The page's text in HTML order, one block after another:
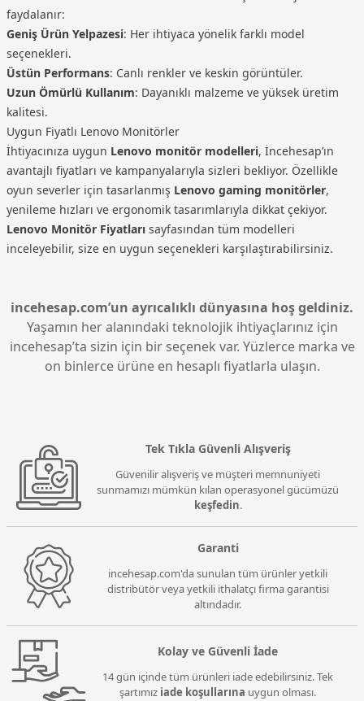
faydalanır:
Geniş Ürün Yelpazesi: Her ihtiyaca yönelik farklı model
seçenekleri.
Üstün Performans: Canlı renkler ve keskin görüntüler.
Uzun Ömürlü Kullanım: Dayanıklı malzeme ve yüksek üretim
kalitesi.
Uygun Fiyatlı Lenovo Monitörler
İhtiyacınıza uygun Lenovo monitör modelleri, İncehesap’ın
avantajlı fiyatları ve kampanyalarıyla sizleri bekliyor. Özellikle
oyun severler için tasarlanmış Lenovo gaming monitörler,
yenileme hızları ve ergonomik tasarımlarıyla dikkat çekiyor.
Lenovo Monitör Fiyatları sayfasından tüm modelleri
inceleyebilir, size en uygun seçenekleri karşılaştırabilirsiniz.
incehesap.com’un ayrıcalıklı dünyasına hoş geldiniz.
Yaşamın her alanındaki teknolojik ihtiyaçlarınız için
incehesap’ta sizin için bir seçenek var. Yüzlerce marka ve
on binlerce ürüne en hesaplı fiyatlarla ulaşın.
Tek Tıkla Güvenli Alışveriş
Güvenilir alışveriş ve müşteri memnuniyeti
sunmamızı mümkün kılan operasyonel gücümüzü
keşfedin.
Garanti
incehesap.com'da sunulan tüm ürünler yetkili
distribütör veya yetkili ithalatçı firma garantisi
altındadır.
Kolay ve Güvenli İade
14 gün içinde tüm ürünleri iade edebilirsiniz. Tek
şartımız iade koşullarına uygun olması.